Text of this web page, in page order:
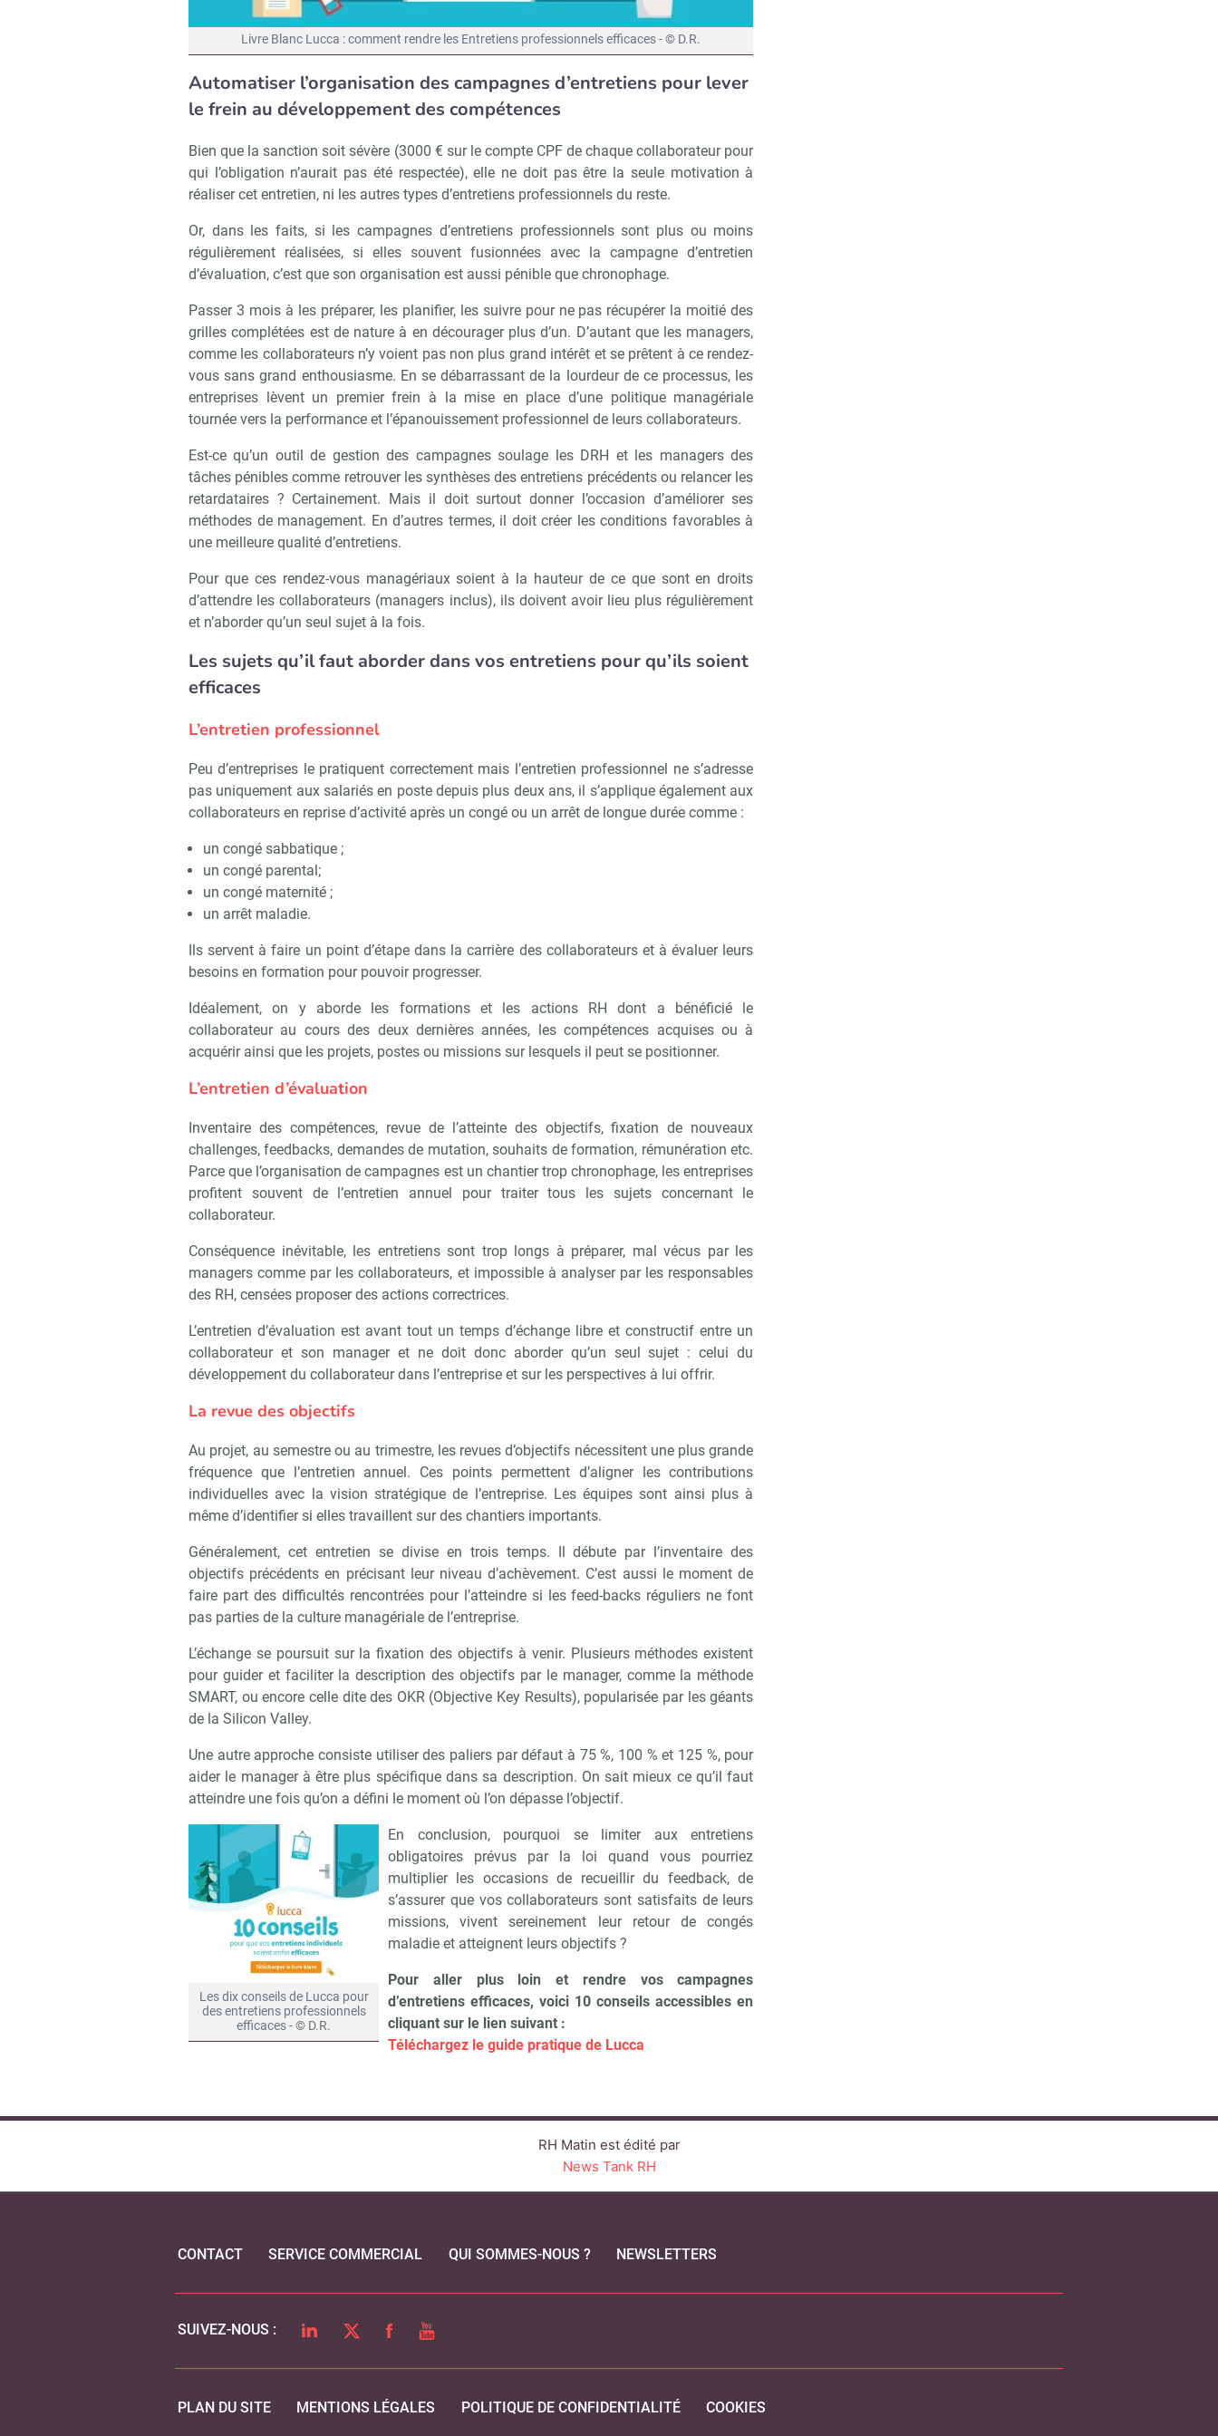
Livre Blanc Lucca : comment rendre les Entretiens professionnels efficaces - © D.R.
Automatiser l’organisation des campagnes d’entretiens pour lever
le frein au développement des compétences
Bien que la sanction soit sévère (3000 € sur le compte CPF de chaque collaborateur pour
qui l’obligation n’aurait pas été respectée), elle ne doit pas être la seule motivation à
réaliser cet entretien, ni les autres types d’entretiens professionnels du reste.
Or, dans les faits, si les campagnes d’entretiens professionnels sont plus ou moins
régulièrement réalisées, si elles souvent fusionnées avec la campagne d’entretien
d’évaluation, c’est que son organisation est aussi pénible que chronophage.
Passer 3 mois à les préparer, les planifier, les suivre pour ne pas récupérer la moitié des
grilles complétées est de nature à en décourager plus d’un. D’autant que les managers,
comme les collaborateurs n’y voient pas non plus grand intérêt et se prêtent à ce rendez-
vous sans grand enthousiasme. En se débarrassant de la lourdeur de ce processus, les
entreprises lèvent un premier frein à la mise en place d’une politique managériale
tournée vers la performance et l’épanouissement professionnel de leurs collaborateurs.
Est-ce qu’un outil de gestion des campagnes soulage les DRH et les managers des
tâches pénibles comme retrouver les synthèses des entretiens précédents ou relancer les
retardataires ? Certainement. Mais il doit surtout donner l’occasion d’améliorer ses
méthodes de management. En d’autres termes, il doit créer les conditions favorables à
une meilleure qualité d’entretiens.
Pour que ces rendez-vous managériaux soient à la hauteur de ce que sont en droits
d’attendre les collaborateurs (managers inclus), ils doivent avoir lieu plus régulièrement
et n’aborder qu’un seul sujet à la fois.
Les sujets qu’il faut aborder dans vos entretiens pour qu’ils soient
efficaces
L’entretien professionnel
Peu d’entreprises le pratiquent correctement mais l’entretien professionnel ne s’adresse
pas uniquement aux salariés en poste depuis plus deux ans, il s’applique également aux
collaborateurs en reprise d’activité après un congé ou un arrêt de longue durée comme :
un congé sabbatique ;
un congé parental;
un congé maternité ;
un arrêt maladie.
Ils servent à faire un point d’étape dans la carrière des collaborateurs et à évaluer leurs
besoins en formation pour pouvoir progresser.
Idéalement, on y aborde les formations et les actions RH dont a bénéficié le
collaborateur au cours des deux dernières années, les compétences acquises ou à
acquérir ainsi que les projets, postes ou missions sur lesquels il peut se positionner.
L’entretien d’évaluation
Inventaire des compétences, revue de l’atteinte des objectifs, fixation de nouveaux
challenges, feedbacks, demandes de mutation, souhaits de formation, rémunération etc.
Parce que l’organisation de campagnes est un chantier trop chronophage, les entreprises
profitent souvent de l’entretien annuel pour traiter tous les sujets concernant le
collaborateur.
Conséquence inévitable, les entretiens sont trop longs à préparer, mal vécus par les
managers comme par les collaborateurs, et impossible à analyser par les responsables
des RH, censées proposer des actions correctrices.
L’entretien d’évaluation est avant tout un temps d’échange libre et constructif entre un
collaborateur et son manager et ne doit donc aborder qu’un seul sujet : celui du
développement du collaborateur dans l’entreprise et sur les perspectives à lui offrir.
La revue des objectifs
Au projet, au semestre ou au trimestre, les revues d’objectifs nécessitent une plus grande
fréquence que l’entretien annuel. Ces points permettent d’aligner les contributions
individuelles avec la vision stratégique de l’entreprise. Les équipes sont ainsi plus à
même d’identifier si elles travaillent sur des chantiers importants.
Généralement, cet entretien se divise en trois temps. Il débute par l’inventaire des
objectifs précédents en précisant leur niveau d’achèvement. C’est aussi le moment de
faire part des difficultés rencontrées pour l’atteindre si les feed-backs réguliers ne font
pas parties de la culture managériale de l’entreprise.
L’échange se poursuit sur la fixation des objectifs à venir. Plusieurs méthodes existent
pour guider et faciliter la description des objectifs par le manager, comme la méthode
SMART, ou encore celle dite des OKR (Objective Key Results), popularisée par les géants
de la Silicon Valley.
Une autre approche consiste utiliser des paliers par défaut à 75 %, 100 % et 125 %, pour
aider le manager à être plus spécifique dans sa description. On sait mieux ce qu’il faut
atteindre une fois qu’on a défini le moment où l’on dépasse l’objectif.
Les dix conseils de Lucca pour
des entretiens professionnels
efficaces - © D.R.
En conclusion, pourquoi se limiter aux entretiens
obligatoires prévus par la loi quand vous pourriez
multiplier les occasions de recueillir du feedback, de
s’assurer que vos collaborateurs sont satisfaits de leurs
missions, vivent sereinement leur retour de congés
maladie et atteignent leurs objectifs ?
Pour aller plus loin et rendre vos campagnes
d’entretiens efficaces, voici 10 conseils accessibles en
cliquant sur le lien suivant :
Téléchargez le guide pratique de Lucca
RH Matin est édité par
News Tank RH
CONTACT SERVICE COMMERCIAL QUI SOMMES-NOUS ? NEWSLETTERS
SUIVEZ-NOUS : LINKEDINTWITTERFACEBOOK
YOUTUBE
PLAN DU SITE MENTIONS LÉGALES POLITIQUE DE CONFIDENTIALITÉ COOKIES